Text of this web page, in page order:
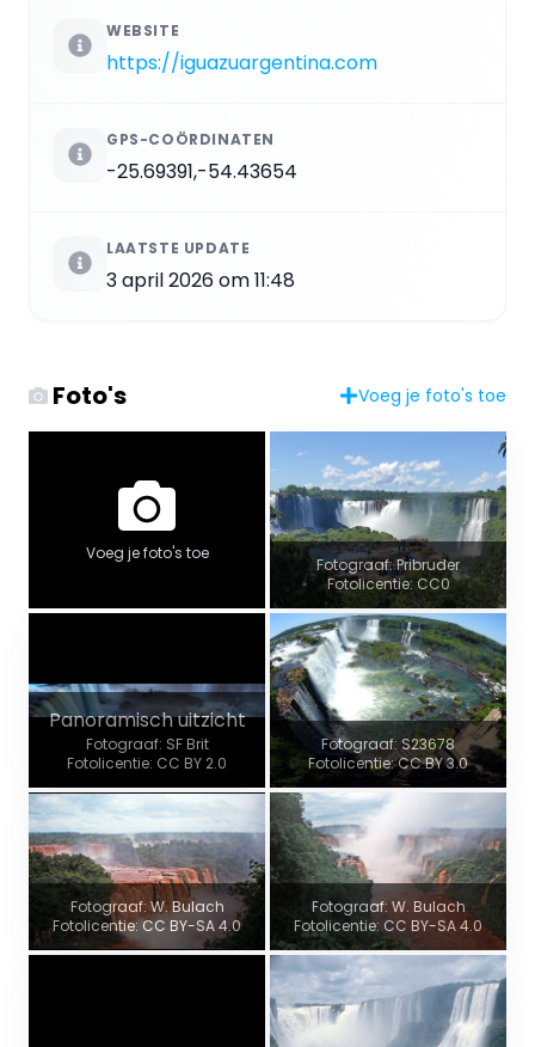
WEBSITE
https://iguazuargentina.com
GPS-COÖRDINATEN
-25.69391,-54.43654
LAATSTE UPDATE
3 april 2026 om 11:48
Foto's Voeg je foto's toe
Voeg je foto's toe
Fotograaf: Pribruder
Fotolicentie: CC0
Panoramisch uitzicht
Fotograaf: SF Brit
Fotolicentie: CC BY 2.0
Fotograaf: S23678
Fotolicentie: CC BY 3.0
Fotograaf: W. Bulach
Fotolicentie: CC BY-SA 4.0
Fotograaf: W. Bulach
Fotolicentie: CC BY-SA 4.0